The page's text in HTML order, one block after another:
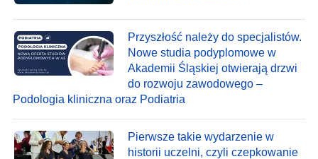
Przyszłość należy do specjalistów.
Nowe studia podyplomowe w
Akademii Śląskiej otwierają drzwi
do rozwoju zawodowego –
Podologia kliniczna oraz Podiatria
Pierwsze takie wydarzenie w
historii uczelni, czyli czepkowanie